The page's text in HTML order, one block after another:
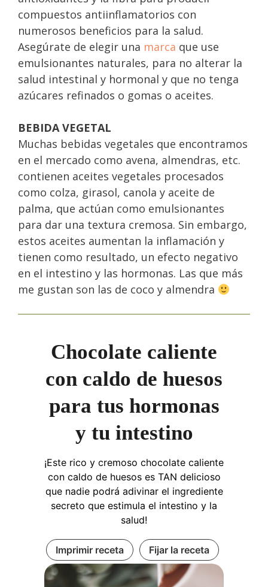
compuestos antiinflamatorios con
numerosos beneficios para la salud.
Asegúrate de elegir una marca que use
emulsionantes naturales, para no alterar la
salud intestinal y hormonal y que no tenga
azúcares refinados o gomas o aceites.
BEBIDA VEGETAL
Muchas bebidas vegetales que encontramos
en el mercado como avena, almendras, etc.
contienen aceites vegetales procesados
como colza, girasol, canola y aceite de
palma, que actúan como emulsionantes
para dar una textura cremosa. Sin embargo,
estos aceites aumentan la inflamación y
tienen como resultado, un efecto negativo
en el intestino y las hormonas. Las que más
me gustan son las de coco y almendra
Chocolate caliente
con caldo de huesos
para tus hormonas
y tu intestino
¡Este rico y cremoso chocolate caliente
con caldo de huesos es TAN delicioso
que nadie podrá adivinar el ingrediente
secreto que estimula el intestino y la
salud!
Imprimir receta Fijar la receta